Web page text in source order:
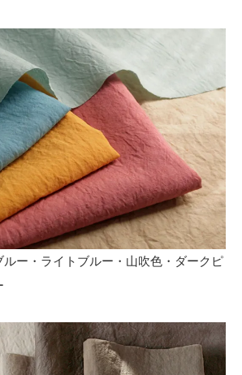
ルー・ライトブルー・山吹色・ダークピ